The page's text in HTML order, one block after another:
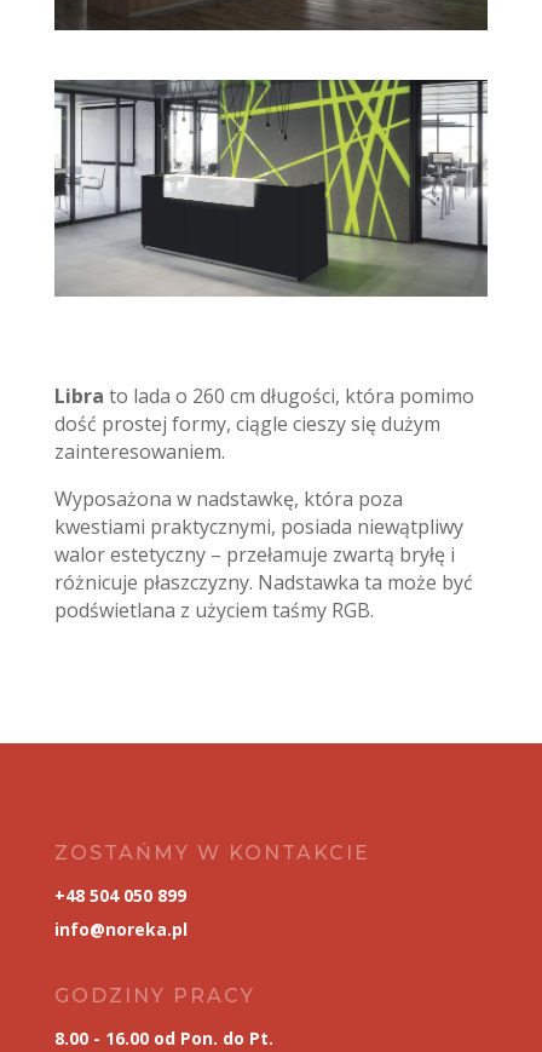
Libra to lada o 260 cm długości, która pomimo
dość prostej formy, ciągle cieszy się dużym
zainteresowaniem.
Wyposażona w nadstawkę, która poza
kwestiami praktycznymi, posiada niewątpliwy
walor estetyczny – przełamuje zwartą bryłę i
różnicuje płaszczyzny. Nadstawka ta może być
podświetlana z użyciem taśmy RGB.
ZOSTAŃMY W KONTAKCIE
+48 504 050 899
info@noreka.pl
GODZINY PRACY
8.00 - 16.00 od Pon. do Pt.